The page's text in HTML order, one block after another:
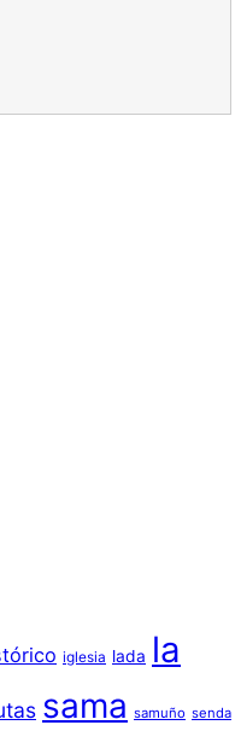
iglesia lada la
sama samuño senda